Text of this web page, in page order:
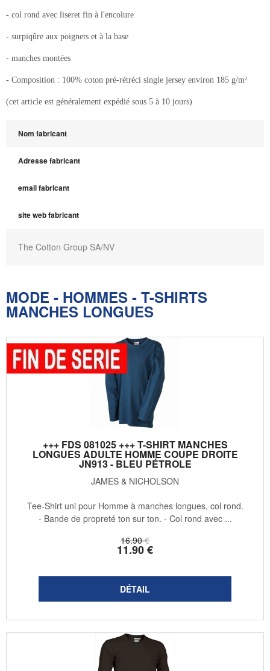
- col rond avec liseret fin à l'encolure
- surpiqûre aux poignets et à la base
- manches montées
- Composition : 100% coton pré-rétréci single jersey environ 185 g/m²
(cet article est généralement expédié sous 5 à 10 jours)
Nom fabricant
Adresse fabricant
email fabricant
site web fabricant
The Cotton Group SA/NV
MODE - HOMMES - T-SHIRTS
MANCHES LONGUES
+++ FDS 081025 +++ T-SHIRT MANCHES
LONGUES ADULTE HOMME COUPE DROITE
JN913 - BLEU PÉTROLE
JAMES & NICHOLSON
16.90 €
11.90€
Tee-Shirt uni pour Homme à manches longues, col rond.
- Bande de propreté ton sur ton. - Col rond avec ...